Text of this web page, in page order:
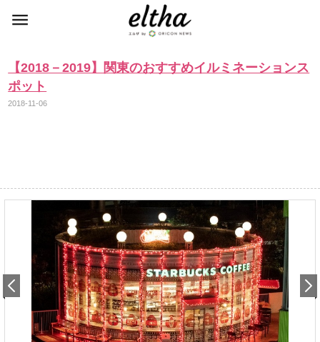
【2018－2019】関東のおすすめイルミネーションス
ポット
2018-11-06